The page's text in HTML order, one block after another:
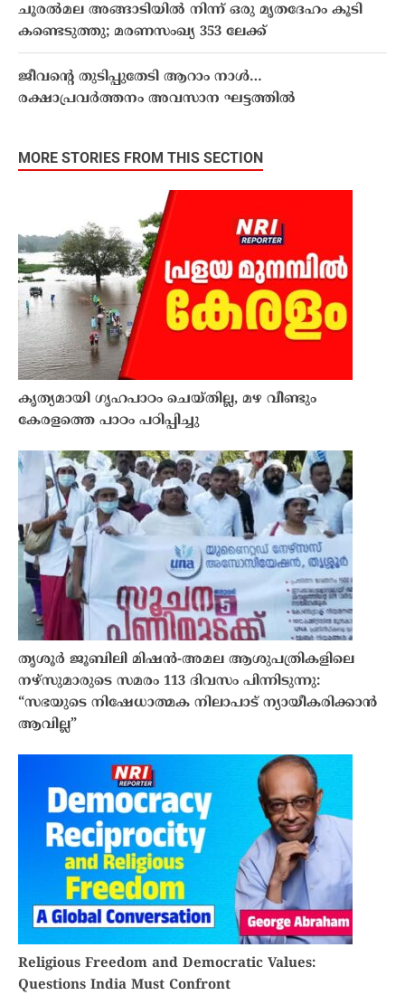
ചൂരല്‍മല അങ്ങാടിയില്‍ നിന്ന് ഒരു മൃതദേഹം കൂടി
കണ്ടെടുത്തു; മരണസംഖ്യ 353 ലേക്ക്
ജീവന്റെ തുടിപ്പുതേടി ആറാം നാള്‍…
രക്ഷാപ്രവര്‍ത്തനം അവസാന ഘട്ടത്തില്‍
MORE STORIES FROM THIS SECTION
കൃത്യമായി ഗൃഹപാഠം ചെയ്തില്ല, മഴ വീണ്ടും
കേരളത്തെ പാഠം പഠിപ്പിച്ചു
തൃശൂര്‍ ജൂബിലി മിഷന്‍-അമല ആശുപത്രികളിലെ
നഴ്സുമാരുടെ സമരം 113 ദിവസം പിന്നിടുന്നു:
“സഭയുടെ നിഷേധാത്മക നിലാപാട് ന്യായീകരിക്കാൻ
ആവില്ല”
Religious Freedom and Democratic Values:
Questions India Must Confront